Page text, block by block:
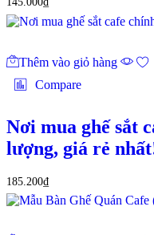
Thêm vào giỏ hàng
Compare
Nơi mua ghế sắt
lượng, giá rẻ
185.200₫